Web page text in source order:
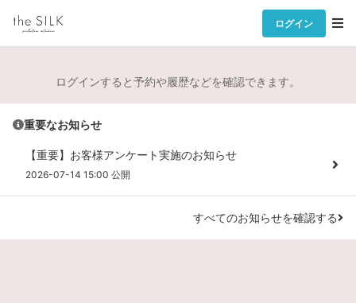
ログイン
ログインすると予約や履歴などを確認できます。
重要なお知らせ
【重要】お客様アンケート実施のお知らせ
2026-07-14 15:00 公開
すべてのお知らせを確認する